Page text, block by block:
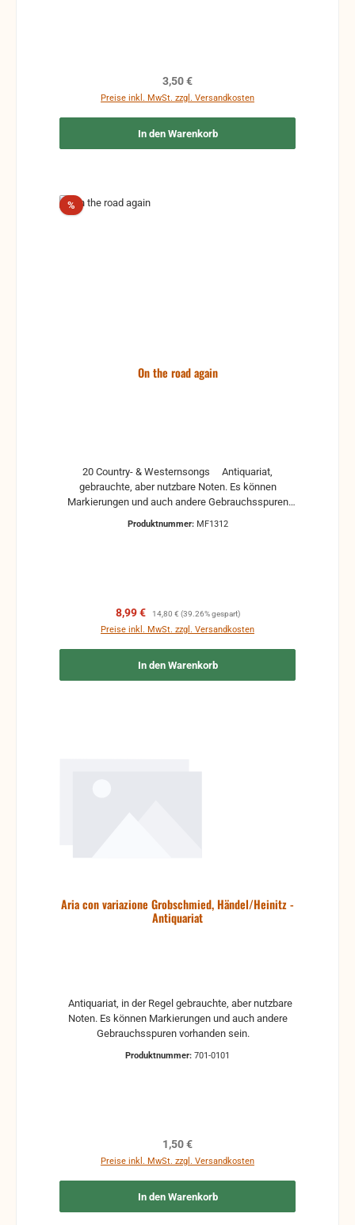
Regulärer Preis:
3,50 €
Preise inkl. MwSt. zzgl. Versandkosten
In den Warenkorb
%Rabatt
On the road again
20 Country- & Westernsongs Antiquariat,
gebrauchte, aber nutzbare Noten. Es können
Markierungen und auch andere Gebrauchsspuren
Produktnummer: MF1312
Verkaufspreis:
8,99 € Regulärer Preis:
14,80 € (39.26% gespart)
Preise inkl. MwSt. zzgl. Versandkosten
In den Warenkorb
Aria con variazione Grobschmied, Händel/Heinitz -
Antiquariat
Noten. Es können Markierungen und auch andere
Produktnummer: 701-0101
Regulärer Preis:
1,50 €
Preise inkl. MwSt. zzgl. Versandkosten
In den Warenkorb